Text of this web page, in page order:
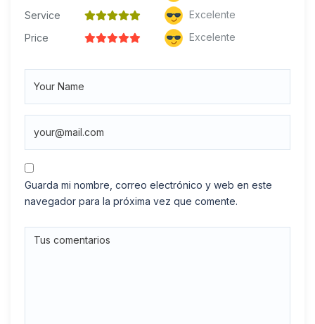
Service
Excelente
Price
Excelente
Guarda mi nombre, correo electrónico y web en este
navegador para la próxima vez que comente.